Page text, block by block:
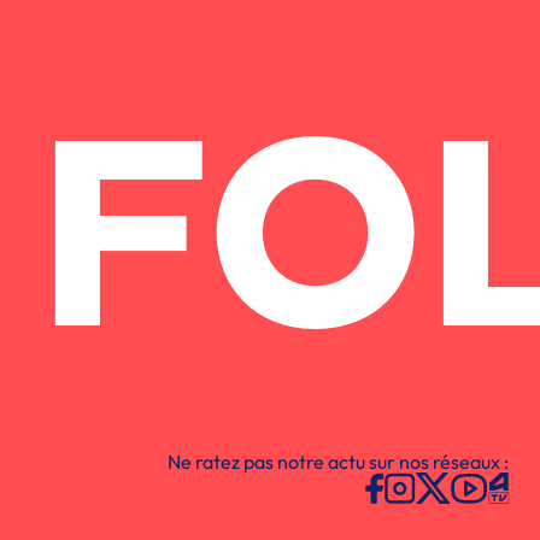
Ne ratez pas notre actu sur nos réseaux :